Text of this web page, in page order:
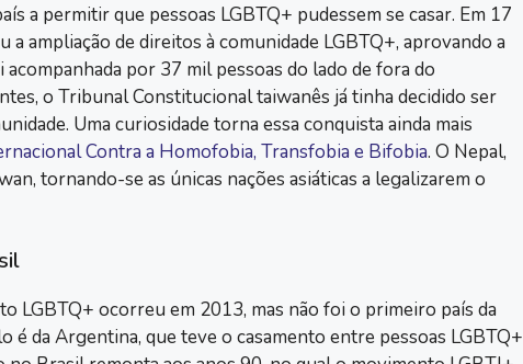
a permitir que pessoas LGBTQ+ pudessem se casar. Em 17
ampliação de direitos à comunidade LGBTQ+, aprovando a
por 37 mil pessoas do lado de fora do
o Tribunal Constitucional taiwanês já tinha decidido ser
Uma curiosidade torna essa conquista ainda mais
Contra a Homofobia, Transfobia e Bifobia. O Nepal,
tornando-se as únicas nações asiáticas a legalizarem o
LGBTQ+ ocorreu em 2013, mas não foi o primeiro país da
é da Argentina, que teve o casamento entre pessoas LGBTQ+